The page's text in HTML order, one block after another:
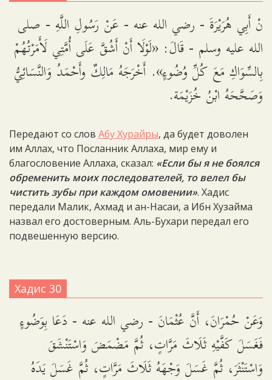
نْ أَبِي هُرَيْرَةَ - رضي الله عنه - عَنْ رَسُولِ اللَّهِ - صلى
الله عليه وسلم - قَالَ: «لَوْلَا أَنْ أَشُقَّ عَلَى أُمَّتِي لَأَمَرْتُهُمْ
بِالسِّوَاكِ مَعَ كُلِّ وُضُوءٍ». أَخْرَجَهُ مَالِكٌ وأَحْمَدُ وَالنَّسَائِيُّ
وَصَحَّحَهُ ابْنُ خُزَيْمَة.
Передают со слов Абу Хурайры, да будет доволен
им Аллах, что Посланник Аллаха, мир ему и
благословение Аллаха, сказал: «Если бы я не боялся
обременить моих последователей, то велел бы
чистить зубы при каждом омовении». Хадис
передали Малик, Ахмад и ан-Насаи, а Ибн Хузайма
назвал его достоверным. Аль-Бухари передал его
подвешенную версию.
Хадис 30
وَعَنْ حُمْرَانَ، أَنَّ عُثْمَانَ - رضي الله عنه - دَعَا بِوَضُوءٍ
فَغَسَلَ كَفَّيْهِ ثَلَاثَ مَرَّاتٍ، ثُمَّ مَضْمَضَ وَاسْتَنْشَقَ
وَاسْتَنْثَرَ، ثُمَّ غَسَلَ وَجْهَهُ ثَلَاثَ مَرَّاتٍ، ثُمَّ غَسَلَ يَدَهُ